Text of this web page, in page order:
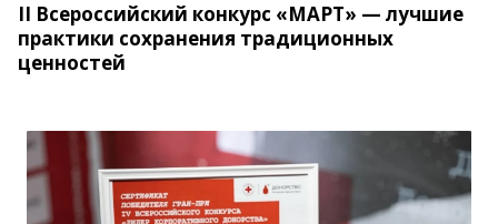
II Всероссийский конкурс «МАРТ» — лучшие
практики сохранения традиционных
ценностей